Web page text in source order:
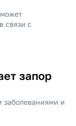
связи с
запор
заболеваниями и